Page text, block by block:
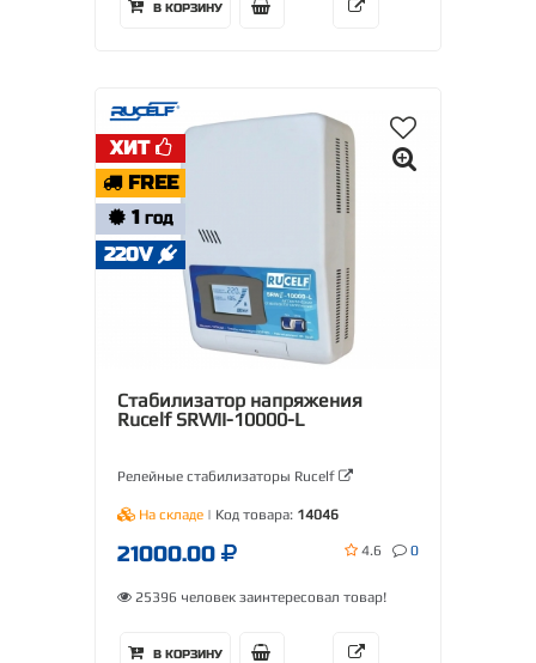
В КОРЗИНУ
ХИТ
FREE
1 ГОД
220V
Стабилизатор напряжения
Rucelf SRWII-10000-L
Релейные стабилизаторы Rucelf
На складе | Код товара: 14046
21000.00 4.6 0
25396 человек заинтересовал товар!
В КОРЗИНУ